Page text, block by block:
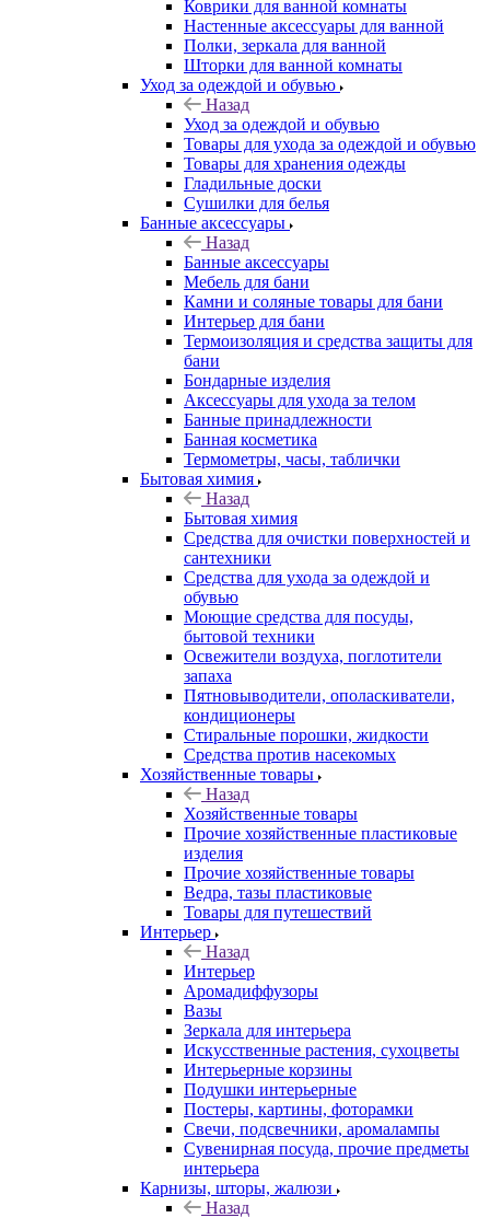
Коврики для ванной комнаты
Настенные аксессуары для ванной
Полки, зеркала для ванной
Шторки для ванной комнаты
Уход за одеждой и обувью
Назад
Уход за одеждой и обувью
Товары для ухода за одеждой и обувью
Товары для хранения одежды
Гладильные доски
Сушилки для белья
Банные аксессуары
Назад
Банные аксессуары
Мебель для бани
Камни и соляные товары для бани
Интерьер для бани
Термоизоляция и средства защиты для
бани
Бондарные изделия
Аксеcсуары для ухода за телом
Банные принадлежности
Банная косметика
Термометры, часы, таблички
Бытовая химия
Назад
Бытовая химия
Средства для очистки поверхностей и
сантехники
Средства для ухода за одеждой и
обувью
Моющие средства для посуды,
бытовой техники
Освежители воздуха, поглотители
запаха
Пятновыводители, ополаскиватели,
кондиционеры
Стиральные порошки, жидкости
Средства против насекомых
Хозяйственные товары
Назад
Хозяйственные товары
Прочие хозяйственные пластиковые
изделия
Прочие хозяйственные товары
Ведра, тазы пластиковые
Товары для путешествий
Интерьер
Назад
Интерьер
Аромадиффузоры
Вазы
Зеркала для интерьера
Искусственные растения, сухоцветы
Интерьерные корзины
Подушки интерьерные
Постеры, картины, фоторамки
Свечи, подсвечники, аромалампы
Сувенирная посуда, прочие предметы
интерьера
Карнизы, шторы, жалюзи
Назад